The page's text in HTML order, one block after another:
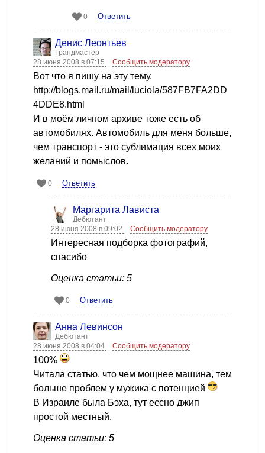
0 Ответить
Денис Леонтьев
Грандмастер
28 июня 2008 в 07:15
Сообщить модератору
Вот что я пишу на эту тему.
http://blogs.mail.ru/mail/luciola/587FB7FA2DD
4DDE8.html
И в моём личном архиве тоже есть об
автомобилях. Автомобиль для меня больше,
чем транспорт - это сублимация всех моих
желаний и помыслов.
0 Ответить
Маргарита Лависта
Дебютант
28 июня 2008 в 09:02
Сообщить модератору
Интересная подборка фотографий,
спасибо
Оценка статьи: 5
0 Ответить
Анна Левинсон
Дебютант
28 июня 2008 в 04:04
Сообщить модератору
100%
Читала статью, что чем мощнее машина, тем
больше проблем у мужика с потенцией
В Израиле была Бэха, тут ессно джип
простой местный.
Оценка статьи: 5